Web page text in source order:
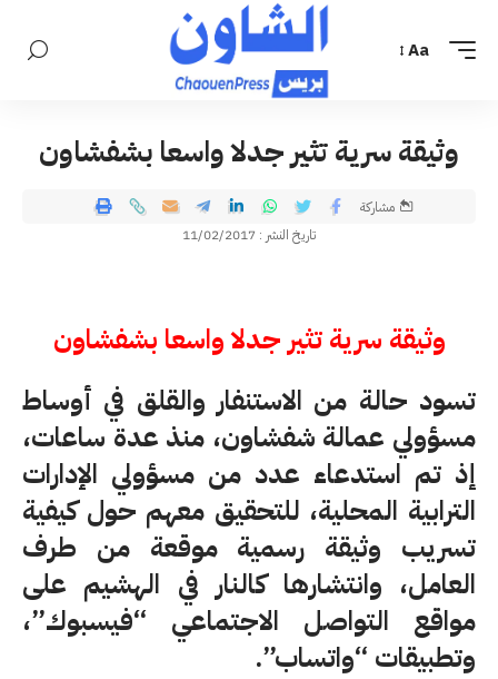
Aa
وثيقة سرية تثير جدلا واسعا بشفشاون
تاريخ النشر : 11/02/2017
مشاركة
وثيقة سرية تثير جدلا واسعا بشفشاون
تسود حالة من الاستنفار والقلق في أوساط
مسؤولي عمالة شفشاون، منذ عدة ساعات،
إذ تم استدعاء عدد من مسؤولي الإدارات
الترابية المحلية، للتحقيق معهم حول كيفية
تسريب وثيقة رسمية موقعة من طرف
العامل، وانتشارها كالنار في الهشيم على
مواقع التواصل الاجتماعي “فيسبوك”،
وتطبيقات “واتساب”.